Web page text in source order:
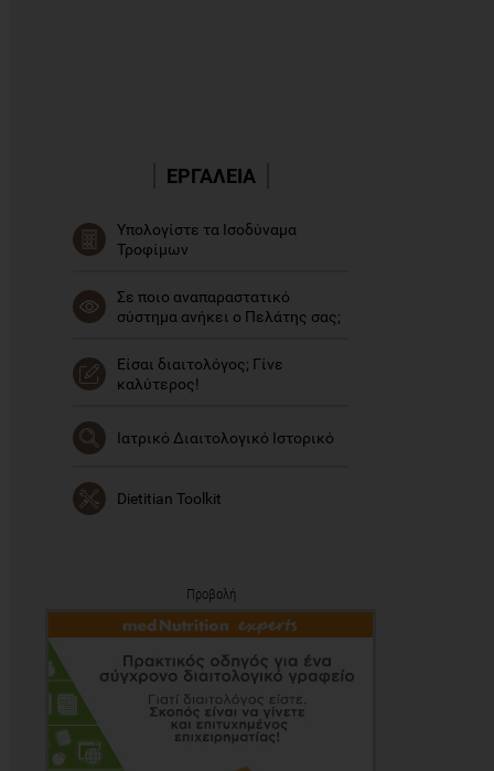
ΕΡΓΑΛΕΙΑ
Υπολογίστε τα Ισοδύναμα
Τροφίμων
Σε ποιο αναπαραστατικό
σύστημα ανήκει ο Πελάτης σας;
Είσαι διαιτολόγος; Γίνε
καλύτερος!
Ιατρικό Διαιτολογικό Ιστορικό
Dietitian Toolkit
Προβολή